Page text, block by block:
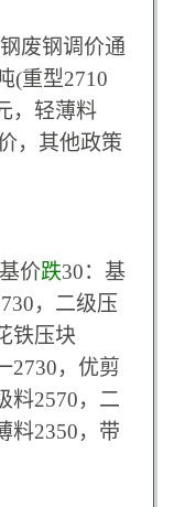
废钢调价通
(重型2710
，轻薄料
，其他政策
价跌30：基
，二级压
铁压块
2730，优剪
料2570，二
料2350，带